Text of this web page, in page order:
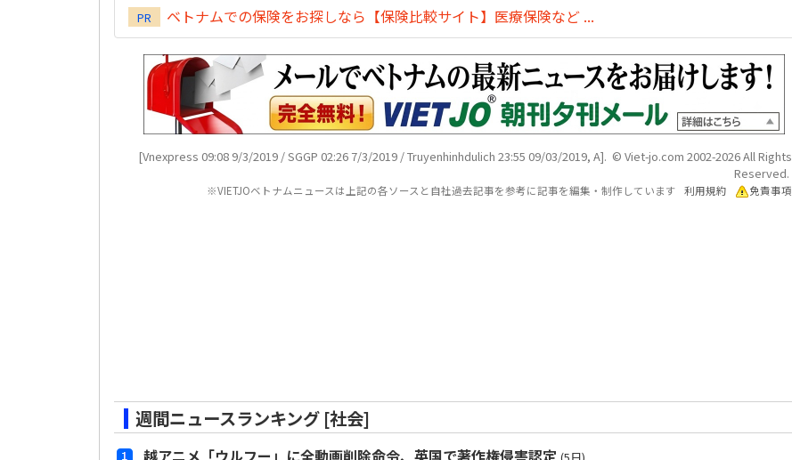
PR ベトナムでの保険をお探しなら【保険比較サイト】医療保険など ...
[Vnexpress 09:08 9/3/2019 / SGGP 02:26 7/3/2019 / Truyenhinhdulich 23:55 09/03/2019, A]. © Viet-jo.com 2002-2026 All Rights
Reserved.
※VIETJOベトナムニュースは上記の各ソースと自社過去記事を参考に記事を編集・制作しています 利用規約 免責事項
週間ニュースランキング [社会]
越アニメ「ウルフー」に全動画削除命令、英国で著作権侵害認定